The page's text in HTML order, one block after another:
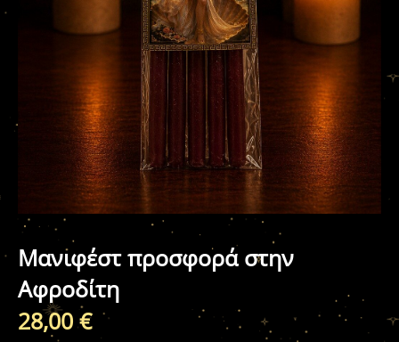
Μανιφέστ προσφορά στην
Αφροδίτη
28,00€